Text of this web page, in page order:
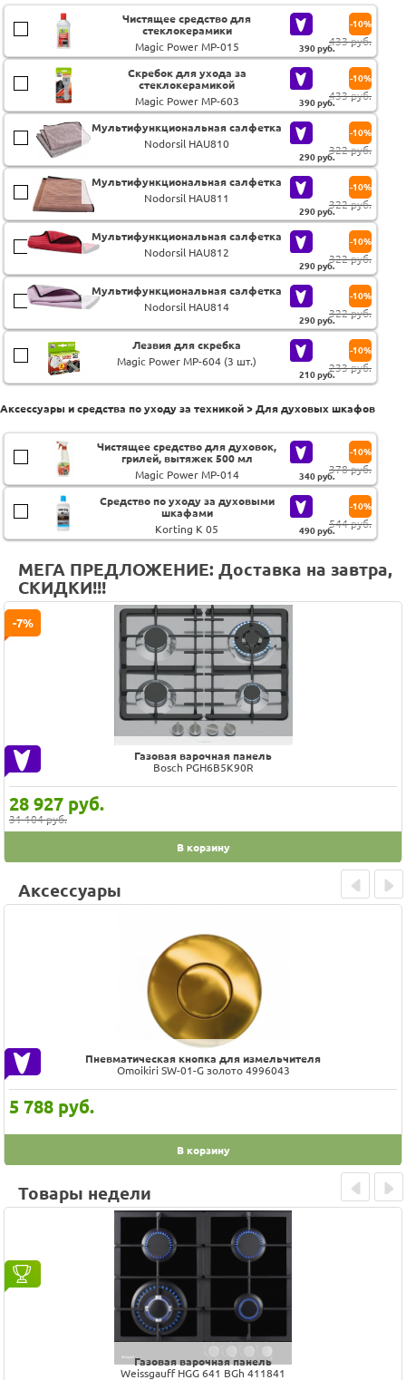
Чистящее средство для
стеклокерамики
Magic Power MP-015
390руб.
433 руб.
-10%
Скребок для ухода за
стеклокерамикой
Magic Power MP-603
390руб.
433 руб.
-10%
Мультифункциональная салфетка
Nodorsil HAU810
290руб.
322 руб.
-10%
Мультифункциональная салфетка
Nodorsil HAU811
290руб.
322 руб.
-10%
Мультифункциональная салфетка
Nodorsil HAU812
290руб.
322 руб.
-10%
Мультифункциональная салфетка
Nodorsil HAU814
290руб.
322 руб.
-10%
Лезвия для скребка
Magic Power MP-604 (3 шт.)
210руб.
233 руб.
-10%
Аксессуары и средства по уходу за техникой > Для духовых шкафов
Чистящее средство для духовок,
грилей, вытяжек 500 мл
Magic Power MP-014
340руб.
378 руб.
-10%
Средство по уходу за духовыми
шкафами
Korting K 05
490руб.
544 руб.
-10%
МЕГА ПРЕДЛОЖЕНИЕ: Доставка на завтра,
СКИДКИ!!!
Газовая варочная панель
Bosch PGH6B5K90R
28 927 руб.
31 104 руб.
-7%
В корзину
Аксессуары
Пневматическая кнопка для измельчителя
Omoikiri SW-01-G золото 4996043
5 788 руб.
В корзину
Prev Next
Товары недели
Газовая варочная панель
Graude GS 60.3 W
Prev Next